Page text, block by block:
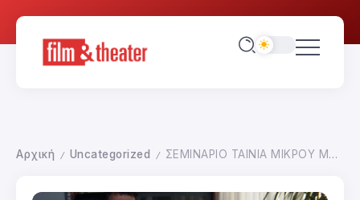
Αρχική / Uncategorized / ΣΕΜΙΝΑΡΙΟ ΤΑΙΝΙΑ ΜΙΚΡΟΥ ΜΗΚΟΥΣ